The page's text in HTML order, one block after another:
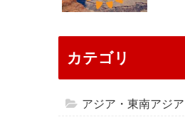
カテゴリ
アジア・東南アジア